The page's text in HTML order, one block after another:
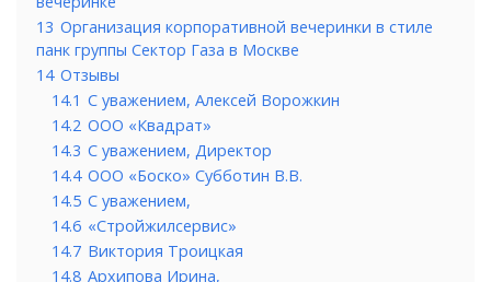
13 Организация корпоративной вечеринки в стиле
панк группы Сектор Газа в Москве
14 Отзывы
14.1 С уважением, Алексей Ворожкин
14.2 ООО «Квадрат»
14.3 С уважением, Директор
14.4 ООО «Боско» Субботин В.В.
14.5 С уважением,
14.6 «Стройжилсервис»
14.7 Виктория Троицкая
14.8 Архипова Ирина,